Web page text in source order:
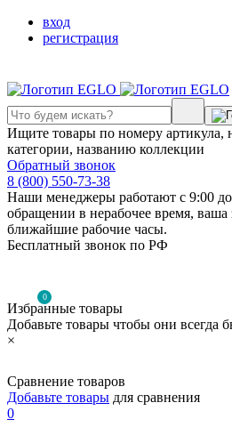
вход
регистрация
Ищите товары по номеру артикула,
категории, названию коллекции
Обратный звонок
8 (800) 550-73-38
Наши менеджеры работают с 9:00
обращении в нерабочее время, ваша
ближайшие рабочие часы.
Бесплатный звонок по РФ
0
Избранные товары
Добавьте товары чтобы они всегда
×
Сравнение товаров
Добавьте товары для сравнения
0